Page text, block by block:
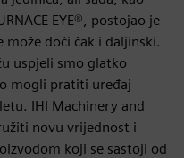
EYE®, postojao je
može doći čak i daljinski.
uspjeli smo glatko
mogli pratiti uređaj
IHI Machinery and
novu vrijednost i
koji se sastoji od